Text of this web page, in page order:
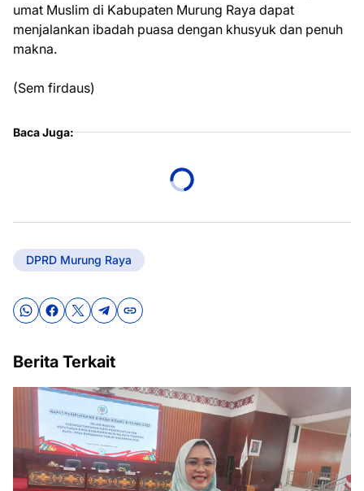
umat Muslim di Kabupaten Murung Raya dapat
menjalankan ibadah puasa dengan khusyuk dan penuh
makna.
(Sem firdaus)
Baca Juga:
DPRD Murung Raya
Berita Terkait